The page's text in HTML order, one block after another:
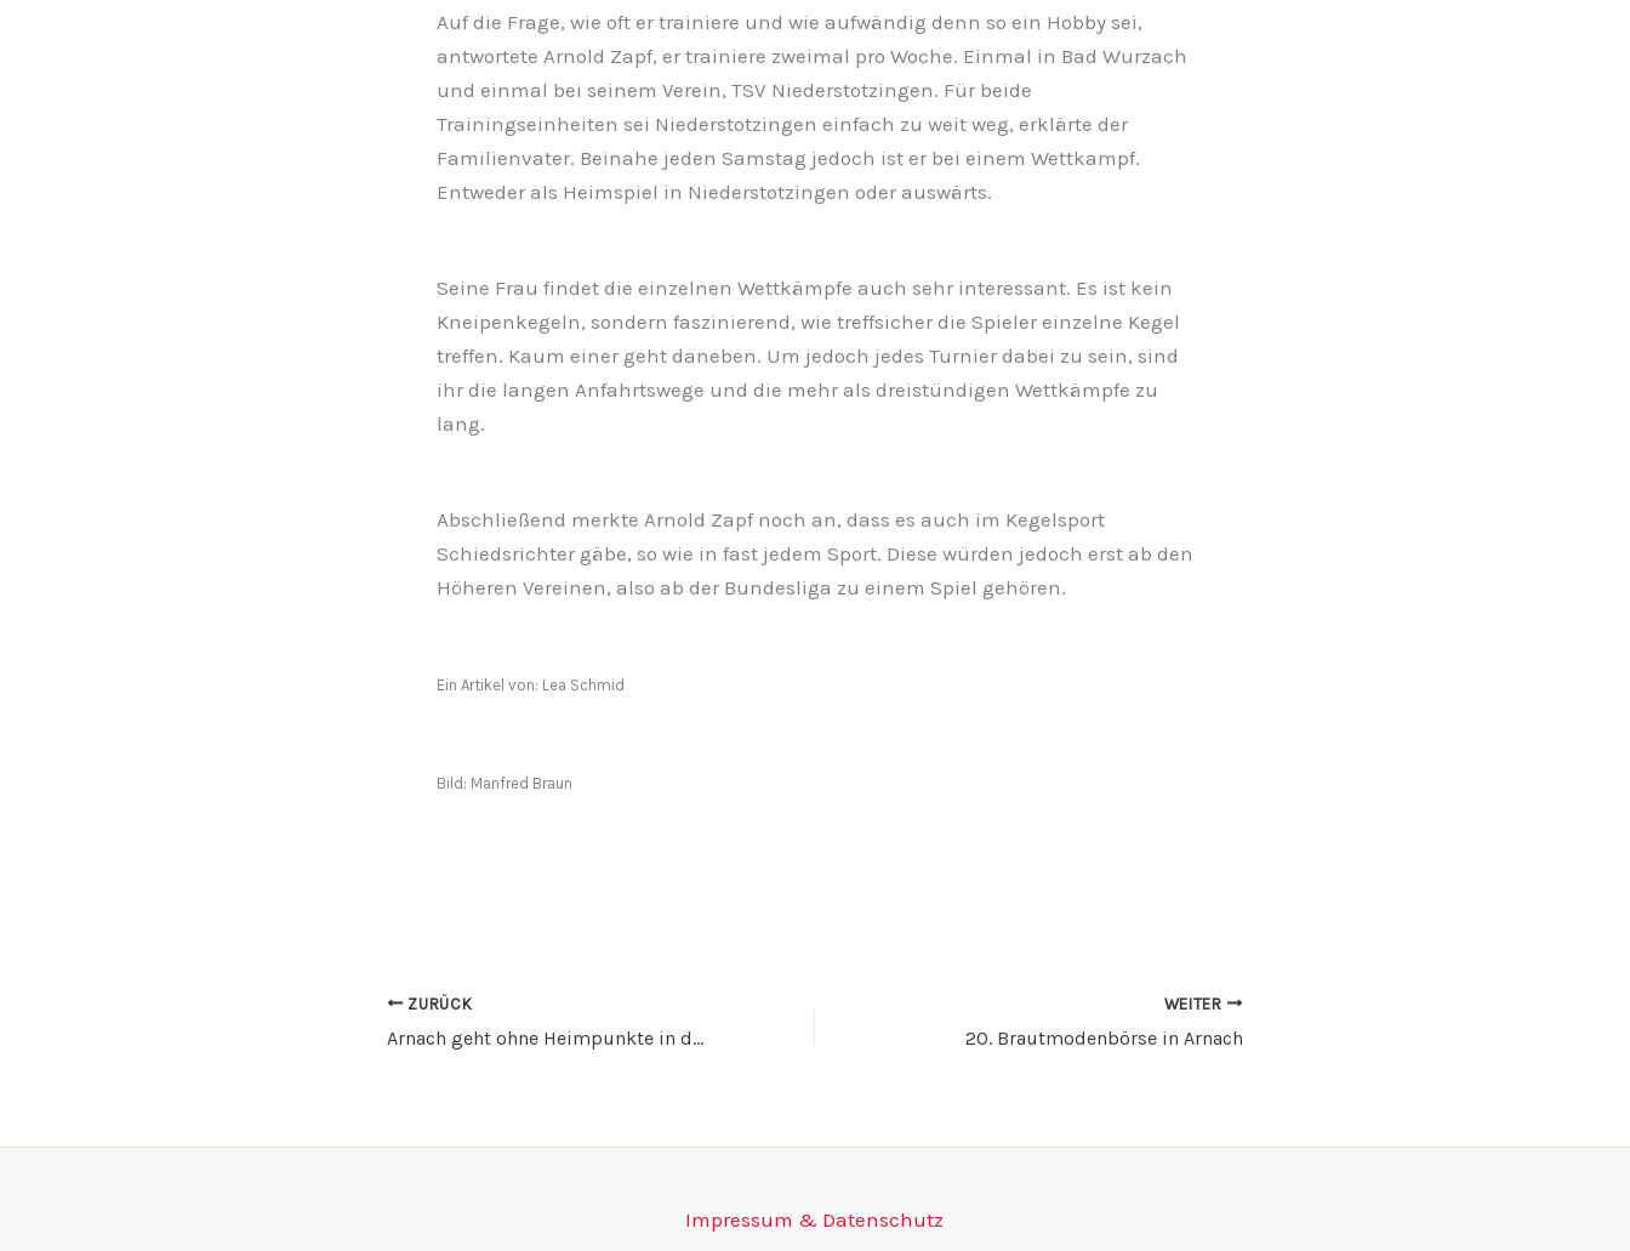
Auf die Frage, wie oft er trainiere und wie aufwändig denn so ein Hobby sei,
antwortete Arnold Zapf, er trainiere zweimal pro Woche. Einmal in Bad Wurzach
und einmal bei seinem Verein, TSV Niederstotzingen. Für beide
Trainingseinheiten sei Niederstotzingen einfach zu weit weg, erklärte der
Familienvater. Beinahe jeden Samstag jedoch ist er bei einem Wettkampf.
Entweder als Heimspiel in Niederstotzingen oder auswärts.
Seine Frau findet die einzelnen Wettkämpfe auch sehr interessant. Es ist kein
Kneipenkegeln, sondern faszinierend, wie treffsicher die Spieler einzelne Kegel
treffen. Kaum einer geht daneben. Um jedoch jedes Turnier dabei zu sein, sind
ihr die langen Anfahrtswege und die mehr als dreistündigen Wettkämpfe zu
lang.
Abschließend merkte Arnold Zapf noch an, dass es auch im Kegelsport
Schiedsrichter gäbe, so wie in fast jedem Sport. Diese würden jedoch erst ab den
Höheren Vereinen, also ab der Bundesliga zu einem Spiel gehören.
Ein Artikel von: Lea Schmid
Bild: Manfred Braun
ZURÜCK
Arnach geht ohne Heimpunkte in den Winter!
WEITER
20. Brautmodenbörse in Arnach
Impressum & Datenschutz